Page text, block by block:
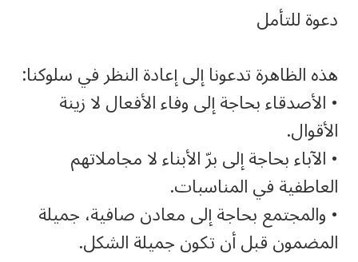
دعوة للتأمل
هذه الظاهرة تدعونا إلى إعادة النظر في سلوكنا:
• الأصدقاء بحاجة إلى وفاء الأفعال لا زينة
الأقوال.
• الآباء بحاجة إلى برّ الأبناء لا مجاملاتهم
العاطفية في المناسبات.
• والمجتمع بحاجة إلى معادن صافية، جميلة
المضمون قبل أن تكون جميلة الشكل.